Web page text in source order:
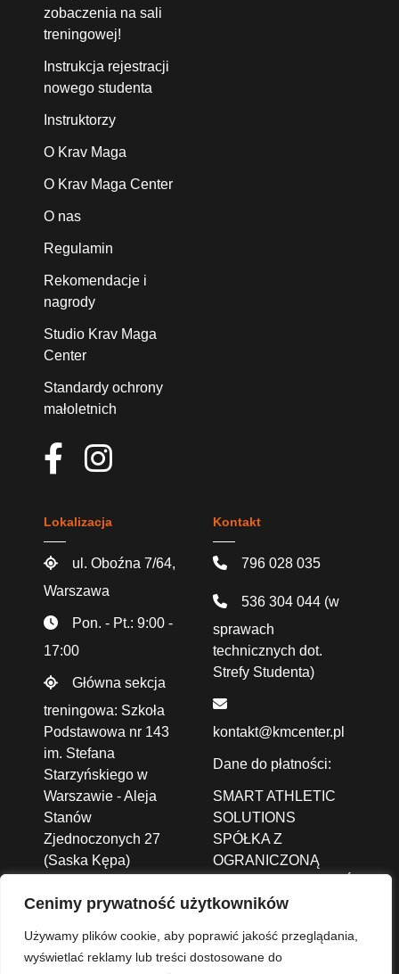
Cenimy prywatność użytkowników
Używamy plików cookie, aby poprawić jakość przeglądania,
wyświetlać reklamy lub treści dostosowane do
zobaczenia na sali
treningowej!
Instrukcja rejestracji
nowego studenta
Instruktorzy
O Krav Maga
O Krav Maga Center
O nas
Regulamin
Rekomendacje i
nagrody
Studio Krav Maga
Center
Standardy ochrony
małoletnich
Lokalizacja
ul. Oboźna 7/64,
Warszawa
Pon. - Pt.: 9:00 -
17:00
Główna sekcja
treningowa: Szkoła
Podstawowa nr 143
im. Stefana
Starzyńskiego w
Warszawie - Aleja
Stanów
Zjednoczonych 27
(Saska Kępa)
Kontakt
796 028 035
536 304 044 (w
sprawach
technicznych dot.
Strefy Studenta)
kontakt@kmcenter.pl
Dane do płatności:
SMART ATHLETIC
SOLUTIONS
SPÓŁKA Z
OGRANICZONĄ
ALEJA JANA PAWŁA
II 43A /37B, 01-001
Warszawa